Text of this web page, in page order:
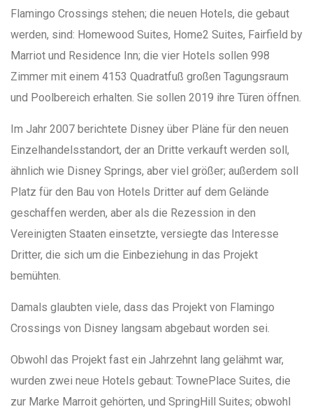
Flamingo Crossings stehen; die neuen Hotels, die gebaut
werden, sind: Homewood Suites, Home2 Suites, Fairfield by
Marriot und Residence Inn; die vier Hotels sollen 998
Zimmer mit einem 4153 Quadratfuß großen Tagungsraum
und Poolbereich erhalten. Sie sollen 2019 ihre Türen öffnen.
Im Jahr 2007 berichtete Disney über Pläne für den neuen
Einzelhandelsstandort, der an Dritte verkauft werden soll,
ähnlich wie Disney Springs, aber viel größer; außerdem soll
Platz für den Bau von Hotels Dritter auf dem Gelände
geschaffen werden, aber als die Rezession in den
Vereinigten Staaten einsetzte, versiegte das Interesse
Dritter, die sich um die Einbeziehung in das Projekt
bemühten.
Damals glaubten viele, dass das Projekt von Flamingo
Crossings von Disney langsam abgebaut worden sei.
Obwohl das Projekt fast ein Jahrzehnt lang gelähmt war,
wurden zwei neue Hotels gebaut: TownePlace Suites, die
zur Marke Marroit gehörten, und SpringHill Suites; obwohl